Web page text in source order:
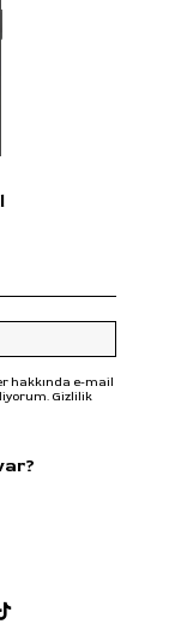
hakkında e-mail
Gizlilik